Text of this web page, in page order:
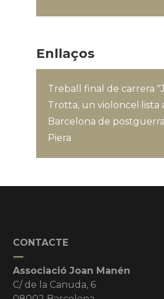
Enllaços
Treball final de carrera
Trotta, un violoncel·lista
Barcelona de
Piera
CONTACTE
Associació Joan Manén
C/ de la Canuda, 6